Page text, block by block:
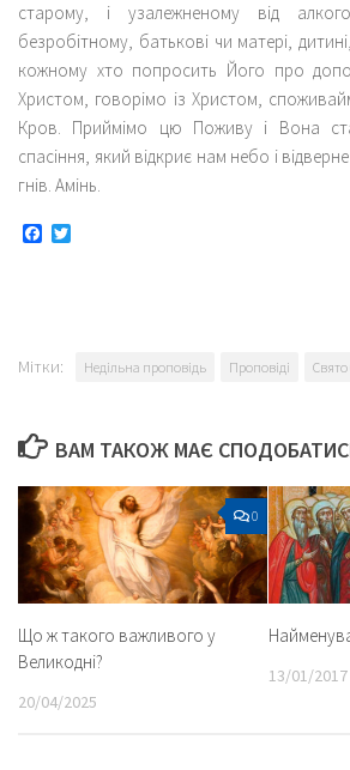
старому, і узалежненому від
безробітному, батькові чи матері,
кожному хто попросить Його про
Христом, говорімо із Христом,
Кров. Приймімо цю Поживу і Вона
спасіння, який відкриє нам небо і
гнів. Амінь.
Facebook
Мітки: Недільна проповідь Проповіді Свято
ВАМ ТАКОЖ МАЄ
0
Що ж такого важливого у
Великодні?
20/04/2025
13/01/2017